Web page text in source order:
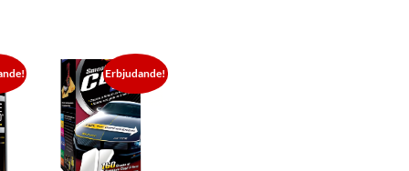
Erbjudande!